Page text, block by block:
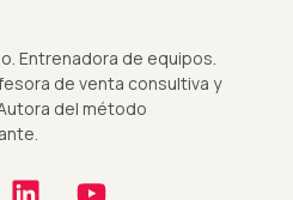
Entrenadora de equipos.
de venta consultiva y
del método